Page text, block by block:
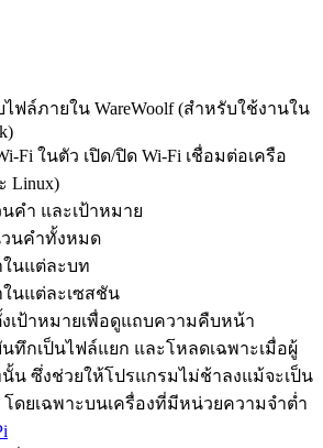
ไฟล์ภายใน WareWoolf (สำหรับใช้งานใน
Fi ในตัว เปิด/ปิด Wi-Fi เชื่อมต่อเครือ
Linux)
คำ และเป้าหมาย
นคำทั้งหมด
นแต่ละบท
นแต่ละเซสชัน
เป้าหมายเพื่อดูแถบความคืบหน้า
ทึกเป็นไฟล์แยก และโหลดเฉพาะเมื่อผู้
น ซึ่งช่วยให้โปรแกรมไม่ช้าลงแม้จะเป็น
ดยเฉพาะบนเครื่องที่มีหน่วยความจำต่ำ